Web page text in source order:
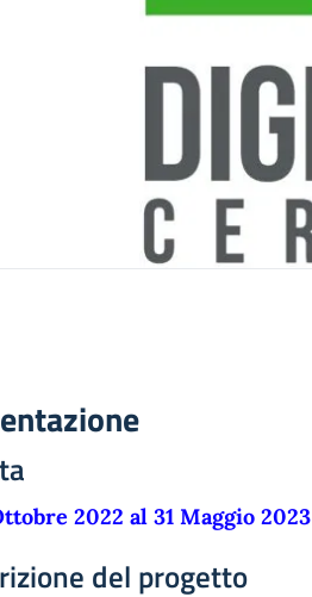
2022 al 31 Maggio 2023
del progetto